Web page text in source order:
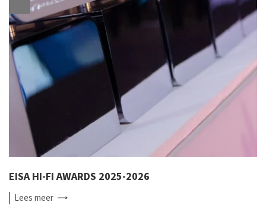
EISA HI-FI AWARDS 2025-2026
Leesmeer